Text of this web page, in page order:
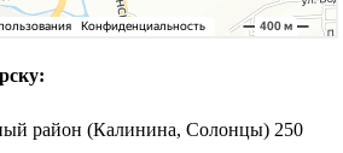
район (Калинина, Солонцы) 250